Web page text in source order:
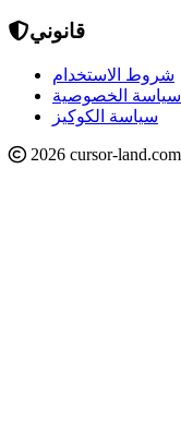
قانوني
شروط الاستخدام
سياسة الخصوصية
سياسة الكوكيز